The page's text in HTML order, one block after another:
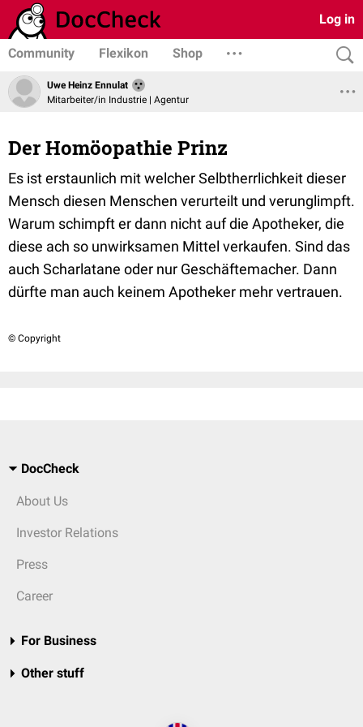
Log in
Community Flexikon Shop
Uwe Heinz Ennulat
Mitarbeiter/in Industrie | Agentur
Der Homöopathie Prinz
Es ist erstaunlich mit welcher Selbtherrlichkeit dieser
Mensch diesen Menschen verurteilt und verunglimpft.
Warum schimpft er dann nicht auf die Apotheker, die
diese ach so unwirksamen Mittel verkaufen. Sind das
auch Scharlatane oder nur Geschäftemacher. Dann
dürfte man auch keinem Apotheker mehr vertrauen.
© Copyright
DocCheck
About Us
Investor Relations
Press
Career
For Business
Other stuff